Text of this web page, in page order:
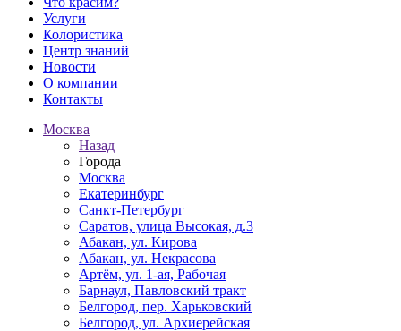
Услуги
Колористика
Центр знаний
Новости
О компании
Контакты
Москва
Назад
Города
Москва
Екатеринбург
Санкт-Петербург
Саратов, улица Высокая, д.3
Абакан, ул. Кирова
Абакан, ул. Некрасова
Артём, ул. 1-ая, Рабочая
Барнаул, Павловский тракт
Белгород, пер. Харьковский
Белгород, ул. Архиерейская